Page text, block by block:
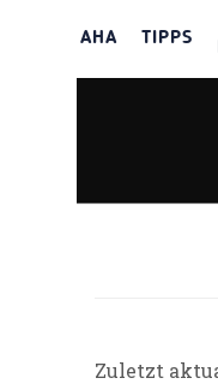
AHA TIPPS
ELMER
Zuletzt